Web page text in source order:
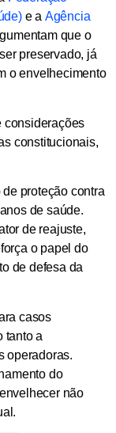
e a Agência
que o
preservado, já
o envelhecimento
considerações
constitucionais,
de proteção contra
de saúde.
de reajuste,
o papel do
de defesa da
casos
tanto a
operadoras.
do
envelhecer não
.